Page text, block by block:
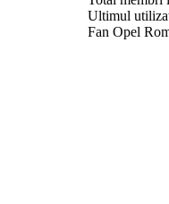
Ultimul
Fan Opel